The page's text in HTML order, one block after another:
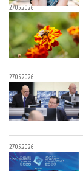
27.05.2026
27.05.2026
27.05.2026